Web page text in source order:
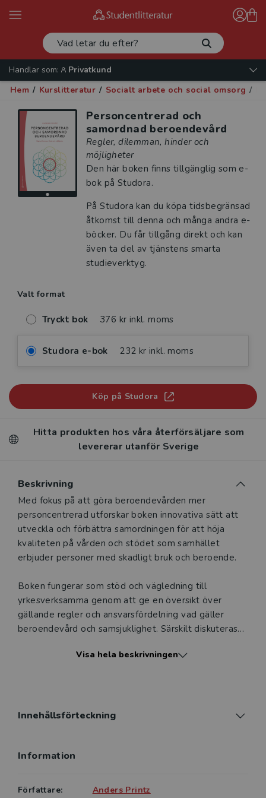
Handlar som:
Privatkund
Hem / Kurslitteratur / Socialt arbete och social omsorg /
Personcentrerad och
samordnad beroendevård
Regler, dilemman, hinder och
möjligheter
Den här boken finns tillgänglig som e-
bok på Studora.
På Studora kan du köpa tidsbegränsad
åtkomst till denna och många andra e-
böcker. Du får tillgång direkt och kan
även ta del av tjänstens smarta
studieverktyg.
Valt format
Tryckt bok 376 kr inkl. moms
Studora e-bok 232 kr inkl. moms
Köp på Studora
Hitta produkten hos våra återförsäljare som
levererar utanför Sverige
Beskrivning
Beskrivning
Med fokus på att göra beroendevården mer
personcentrerad utforskar boken innovativa sätt att
utveckla och förbättra samordningen för att höja
kvaliteten på vården och stödet som samhället
erbjuder personer med skadligt bruk och beroende.
Boken fungerar som stöd och vägledning till
yrkesverksamma genom att ge en översikt över
gällande regler och ansvarsfördelning vad gäller
beroendevård och samsjuklighet. Särskilt diskuteras
dilemman uppstår. Löpande ges exempel på hur man
Boken diskuterar också beroendevårdens utveckling i
Personcentrerad och samordnad beroendevård är en
olika delar, regionernas beroendevård och psykiatri,
Visa hela beskrivningen
Innehållsförteckning
Information
Författare:
Anders Printz